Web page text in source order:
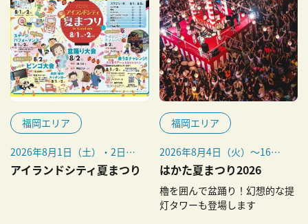
福岡エリア
2026年8月1日（土）・2日
（日）
アイランドシティ夏まつり
福岡エリア
2026年8⽉4⽇（火）〜16⽇
（日）
はかた夏まつり2026
櫓を囲んで盆踊り！幻想的な提
灯タワーも登場します